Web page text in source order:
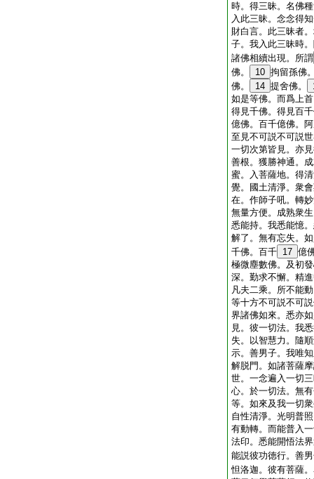
時。得三昧。名佛
入此三昧。念念得
財白言。此三昧者
子。我入此三昧時
諸佛相續出現。所謂
佛。
10 拘留孫佛
佛。
14 提舍佛。
如是等佛。而爲上
得見千佛。得見百
億佛。百千億佛。
至見不可説不可説
一切次第皆見。亦
善根。獲勝神通。
蜜。入菩薩地。得
覺。國土清淨。衆
在。作師子吼。轉
無量方便。成熟衆
悉能持。我悉能憶
解了。無有忘失。
千佛。百千 17 億
極微塵數佛。及初
深。勤求不懈。精
凡夫二乘。所不能
等十方不可説不可
界諸佛如來。悉亦
見。彼一切法。我
失。以智慧力。隨
示。善男子。我唯
解脱門。如諸菩薩
世。一念遍入一切
心。於一切法。無
等。如來及我一切
自性清淨。光明普
有動轉。而能普入
法印。悉能開悟法
能説彼功徳行。善
怛洛迦。彼有菩薩